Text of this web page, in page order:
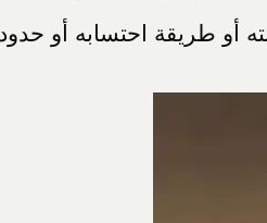
أو طريقة احتسابه أو